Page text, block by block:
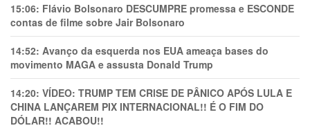
15:06: Flávio Bolsonaro DESCUMPRE promessa e ESCONDE
contas de filme sobre Jair Bolsonaro
14:52: Avanço da esquerda nos EUA ameaça bases do
movimento MAGA e assusta Donald Trump
14:20: VÍDEO: TRUMP TEM CRlSE DE PÂNlCO APÓS LULA E
CHINA LANÇAREM PIX INTERNACIONAL!! É O FIM DO
DÓLAR!! ACABOU!!